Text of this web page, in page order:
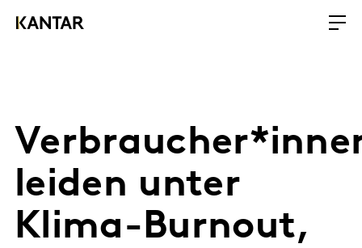
leiden unter
Klima-Burnout,